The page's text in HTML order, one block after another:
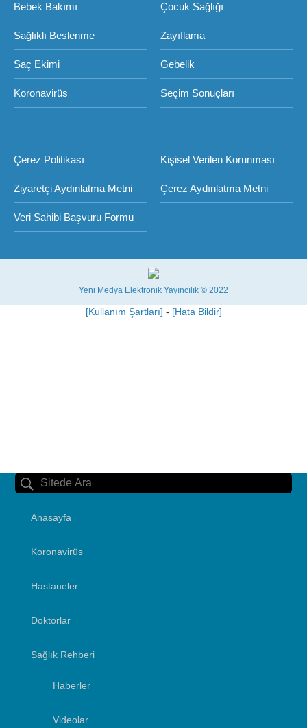
Bebek Bakımı Çocuk Sağlığı
Sağlıklı Beslenme Zayıflama
Saç Ekimi Gebelik
Koronavirüs Seçim Sonuçları
Çerez Politikası Kişisel Verilen Korunması
Ziyaretçi Aydınlatma Metni Çerez Aydınlatma Metni
Veri Sahibi Başvuru Formu
Yeni Medya Elektronik Yayıncılık © 2022
[Kullanım Şartları] - [Hata Bildir]
Anasayfa
Koronavirüs
Hastaneler
Doktorlar
Sağlık Rehberi
Haberler
Videolar